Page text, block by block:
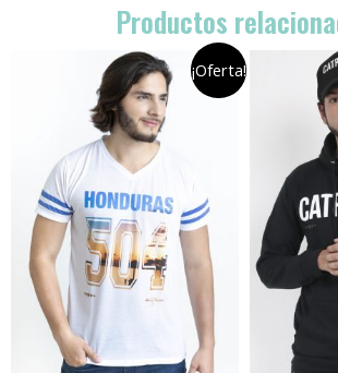
Productos
¡Oferta!